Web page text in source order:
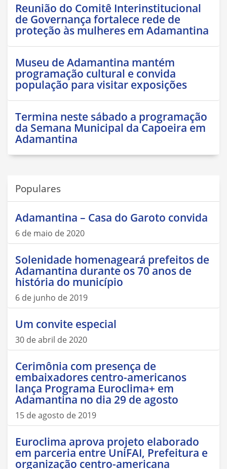
Reunião do Comitê Interinstitucional
de Governança fortalece rede de
proteção às mulheres em Adamantina
Museu de Adamantina mantém
programação cultural e convida
população para visitar exposições
Termina neste sábado a programação
da Semana Municipal da Capoeira em
Adamantina
Populares
Adamantina – Casa do Garoto convida
6 de maio de 2020
Solenidade homenageará prefeitos de
Adamantina durante os 70 anos de
história do município
6 de junho de 2019
Um convite especial
30 de abril de 2020
Cerimônia com presença de
embaixadores centro-americanos
lança Programa Euroclima+ em
Adamantina no dia 29 de agosto
15 de agosto de 2019
Euroclima aprova projeto elaborado
em parceria entre UniFAI, Prefeitura e
organização centro-americana